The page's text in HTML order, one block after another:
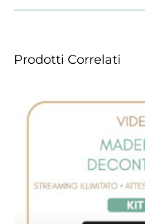
Prodotti Correlati